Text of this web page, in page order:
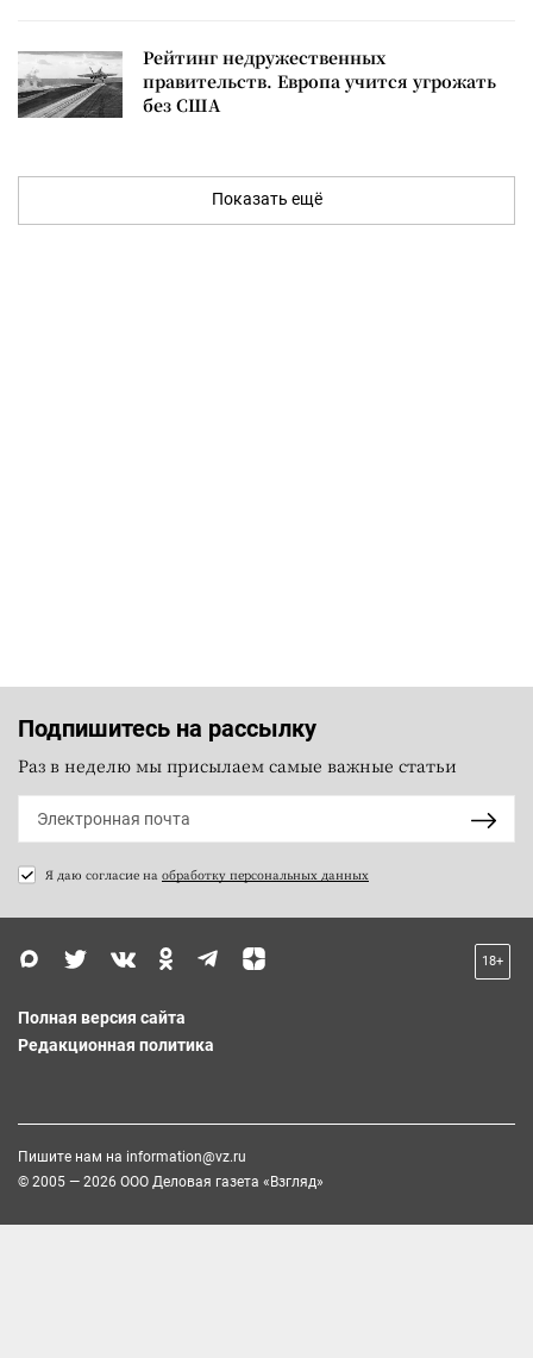
Рейтинг недружественных
правительств. Европа учится угрожать
без США
Показать ещё
Подпишитесь на рассылку
Раз в неделю мы присылаем самые важные статьи
Я даю согласие на обработку персональных данных
18+
Полная версия сайта
Редакционная политика
Пишите нам на information@vz.ru
© 2005 — 2026 ООО Деловая газета «Взгляд»